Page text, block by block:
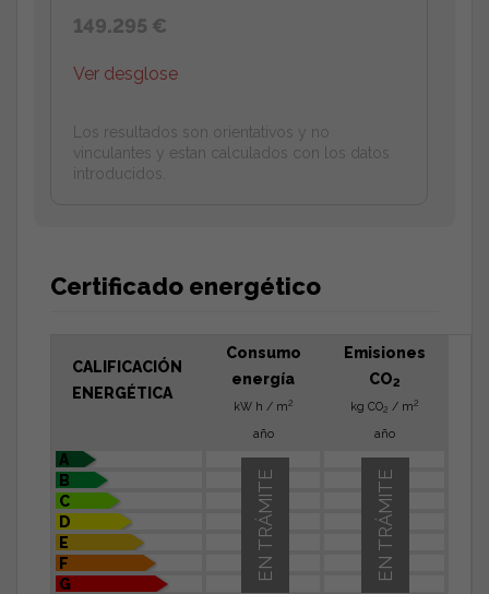
149.295 €
Ver desglose
Los resultados son orientativos y no
vinculantes y estan calculados con los datos
introducidos.
Certificado energético
CALIFICACIÓN
ENERGÉTICA
Consumo
energía
kW h / m2
año
Emisiones
CO2
kg CO2 / m2
año
A
B
C
D
E
F
G
EN TRÁMITE
EN TRÁMITE